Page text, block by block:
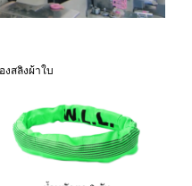
สลิงผ้าใบ